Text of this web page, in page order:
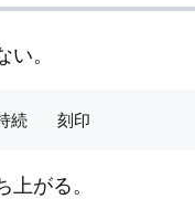
。
がる。